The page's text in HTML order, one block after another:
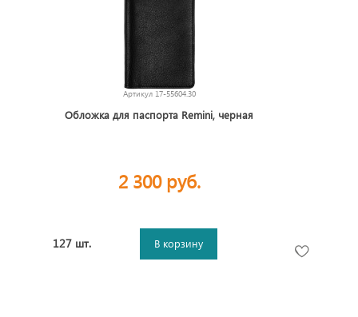
Артикул 17-55604.30
Обложка для паспорта Remini, черная
2 300 руб.
127 шт. В корзину